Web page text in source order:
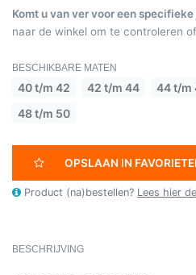
Komt u van ver voor een
naar de winkel om te controleren
BESCHIKBARE MATEN
40 t/m 42 42 t/m 44 44 t/m
48 t/m 50
OPSLAAN IN
Product (na)bestellen? Lees hier
BESCHRIJVING